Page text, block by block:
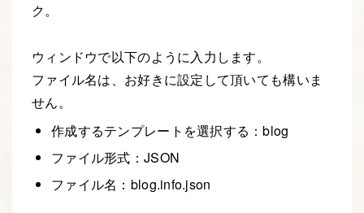
ク。
ウィンドウで以下のように入力します。
ファイル名は、お好きに設定して頂いても構いま
せん。
作成するテンプレートを選択する：blog
ファイル形式：JSON
ファイル名：blog.info.json